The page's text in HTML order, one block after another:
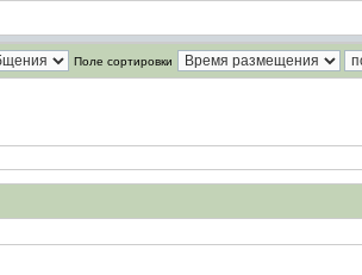
Поле сортировки